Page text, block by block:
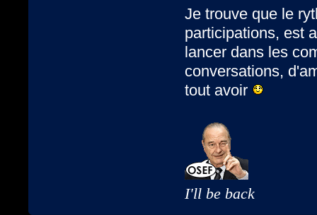
Je trouve que le
participations, est
lancer dans les
conversations,
tout avoir
I'll be back